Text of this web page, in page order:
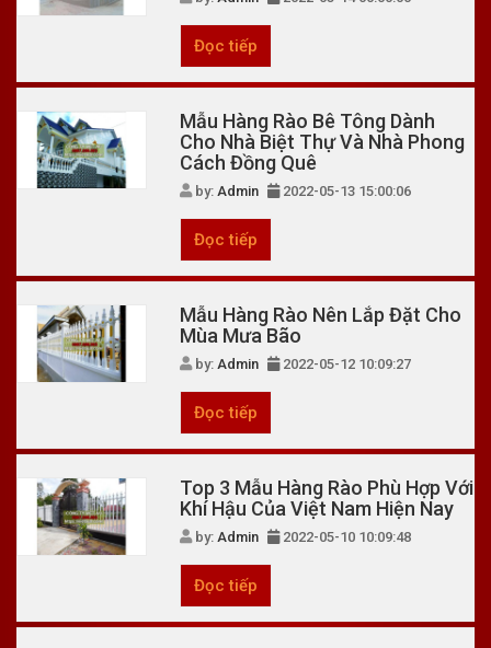
Đọc tiếp
Mẫu Hàng Rào Bê Tông Dành
Cho Nhà Biệt Thự Và Nhà Phong
Cách Đồng Quê
by:Admin 2022-05-13 15:00:06
Đọc tiếp
Mẫu Hàng Rào Nên Lắp Đặt Cho
Mùa Mưa Bão
by:Admin 2022-05-12 10:09:27
Đọc tiếp
Top 3 Mẫu Hàng Rào Phù Hợp Với
Khí Hậu Của Việt Nam Hiện Nay
by:Admin 2022-05-10 10:09:48
Đọc tiếp